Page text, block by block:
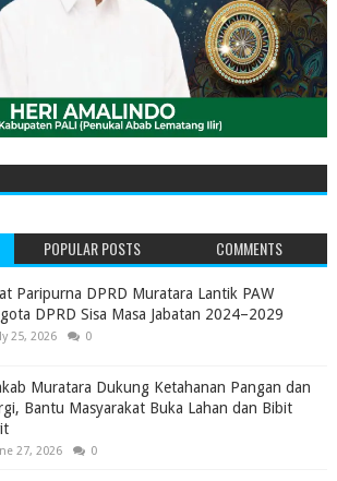
POPULAR POSTS COMMENTS
Paripurna DPRD Muratara Lantik PAW
DPRD Sisa Masa Jabatan 2024–2029
25, 2026 0
Muratara Dukung Ketahanan Pangan dan
Bantu Masyarakat Buka Lahan dan Bibit
27, 2026 0